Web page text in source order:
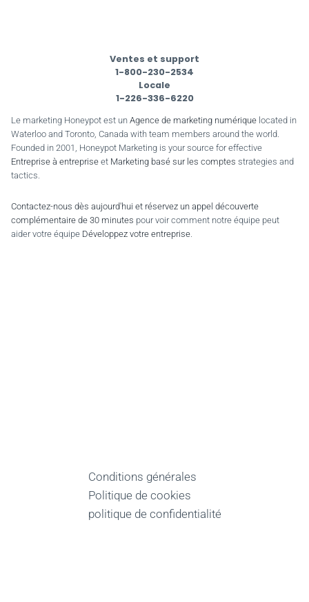
Ventes et support
1-800-230-2534
Locale
1-226-336-6220
Le marketing Honeypot est un Agence de marketing numérique located in
Waterloo and Toronto, Canada with team members around the world.
Founded in 2001, Honeypot Marketing is your source for effective
Entreprise à entreprise et Marketing basé sur les comptes strategies and
tactics.
Contactez-nous dès aujourd'hui et réservez un appel découverte
complémentaire de 30 minutes pour voir comment notre équipe peut
aider votre équipe Développez votre entreprise.
Conditions générales
Politique de cookies
politique de confidentialité